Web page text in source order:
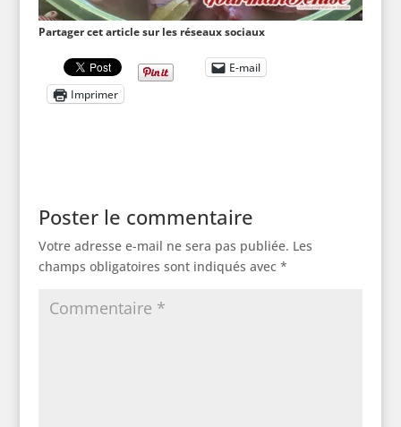
Partager cet article sur les réseaux sociaux
E-mail
Imprimer
Poster le commentaire
Votre adresse e-mail ne sera pas publiée. Les
champs obligatoires sont indiqués avec *